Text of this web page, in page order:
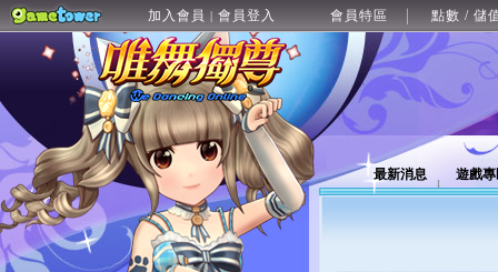
加入會員 | 會員登入 會員特區 點數 / 儲
最新消息 遊戲